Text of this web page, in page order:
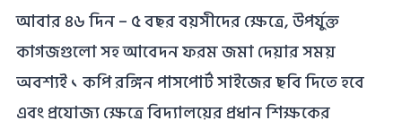
আবার ৪৬ দিন – ৫ বছর বয়সীদের ক্ষেত্রে, উপর্যুক্ত
কাগজগুলো সহ আবেদন ফরম জমা দেয়ার সময়
অবশ্যই ১ কপি রঙ্গিন পাসপোর্ট সাইজের ছবি দিতে হবে
এবং প্রযোজ্য ক্ষেত্রে বিদ্যালয়ের প্রধান শিক্ষকের